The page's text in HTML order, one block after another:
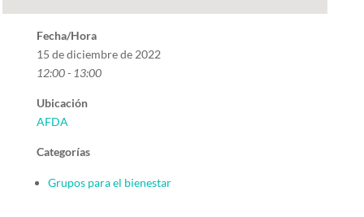
Fecha/Hora
15 de diciembre de 2022
12:00 - 13:00
Ubicación
AFDA
Categorías
Grupos para el bienestar